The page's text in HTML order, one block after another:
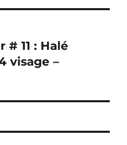
# 11 : Halé
visage –